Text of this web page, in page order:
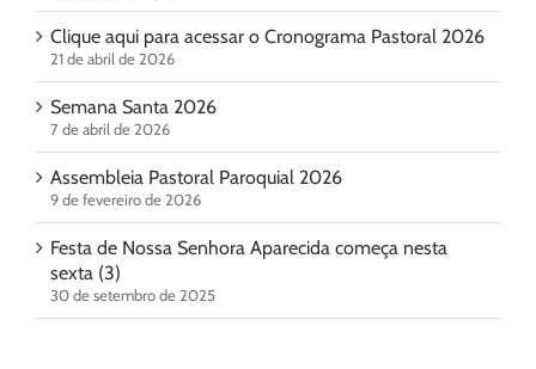
Clique aqui para acessar o Cronograma Pastoral 2026
21 de abril de 2026
Semana Santa 2026
7 de abril de 2026
Assembleia Pastoral Paroquial 2026
9 de fevereiro de 2026
Festa de Nossa Senhora Aparecida começa nesta
sexta (3)
30 de setembro de 2025